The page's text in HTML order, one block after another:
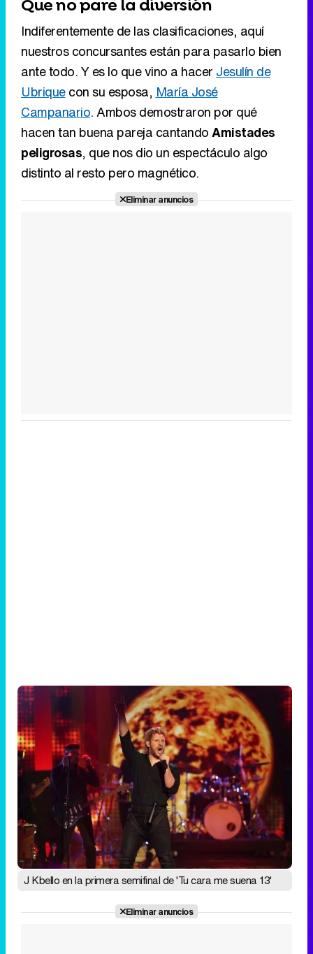
Que no pare la diversión
Indiferentemente de las clasificaciones, aquí
nuestros concursantes están para pasarlo bien
ante todo. Y es lo que vino a hacer Jesulín de
Ubriquecon su esposa, María José
Campanario. Ambos demostraron por qué
hacen tan buena pareja cantandoAmistades
peligrosas, que nos dio un espectáculo algo
distinto al resto pero magnético.
Eliminar anuncios
J Kbello en la primera semifinal de 'Tu cara me suena 13'
Eliminar anuncios